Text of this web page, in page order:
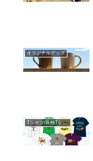
オリジナルグッズ
Tシャツ/長袖Tシャツ